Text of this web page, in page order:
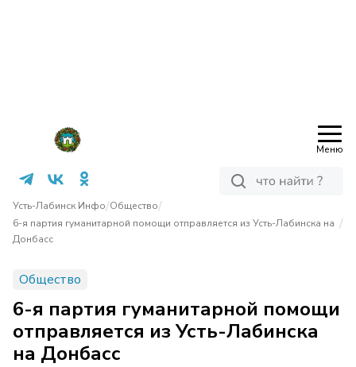
Меню
Усть-Лабинск Инфо/Общество/
6-я партия гуманитарной помощи отправляется из Усть-Лабинска на
Донбасс
/
Общество
6-я партия гуманитарной помощи
отправляется из Усть-Лабинска
на Донбасс